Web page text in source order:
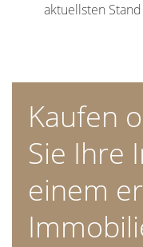
aktuellsten
Kaufen
Sie Ihre
einem